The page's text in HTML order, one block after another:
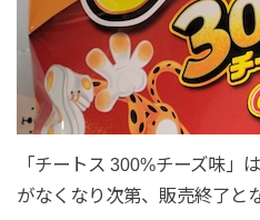
「チートス 300%チーズ味」
がなくなり次第、販売終了と